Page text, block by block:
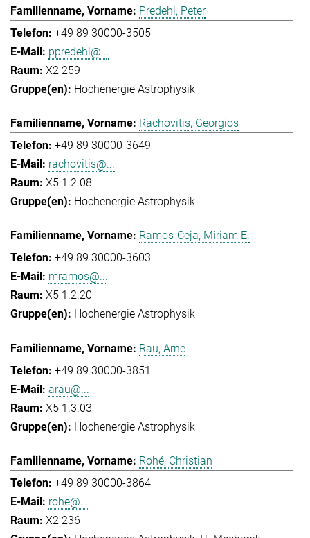
Predehl, Peter
+49 89 30000-3505
ppredehl@...
X2 259
Hochenergie Astrophysik
Rachovitis, Georgios
+49 89 30000-3649
rachovitis@...
X5 1.2.08
Hochenergie Astrophysik
Ramos-Ceja, Miriam E.
+49 89 30000-3603
mramos@...
X5 1.2.20
Hochenergie Astrophysik
Rau, Arne
+49 89 30000-3851
arau@...
X5 1.3.03
Hochenergie Astrophysik
Rohé, Christian
+49 89 30000-3864
rohe@...
X2 236